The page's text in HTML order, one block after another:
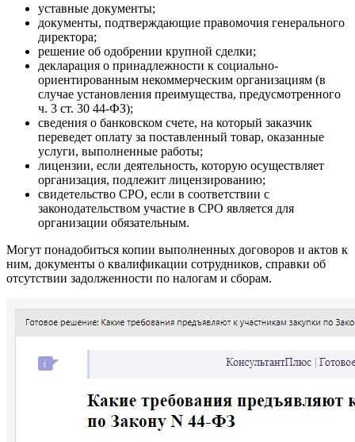
уставные документы;
документы, подтверждающие правомочия генерального
директора;
решение об одобрении крупной сделки;
декларация о принадлежности к социально-
ориентированным некоммерческим организациям (в
случае установления преимущества, предусмотренного
ч. 3 ст. 30 44-ФЗ);
сведения о банковском счете, на который заказчик
переведет оплату за поставленный товар, оказанные
услуги, выполненные работы;
лицензии, если деятельность, которую осуществляет
организация, подлежит лицензированию;
свидетельство СРО, если в соответствии с
законодательством участие в СРО является для
организации обязательным.
Могут понадобиться копии выполненных договоров и актов к
ним, документы о квалификации сотрудников, справки об
отсутствии задолженности по налогам и сборам.